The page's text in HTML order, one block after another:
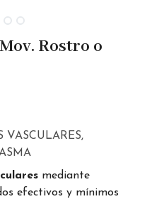
Rostro o
VASCULARES,
mediante
efectivos y mínimos